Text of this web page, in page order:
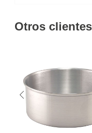
Otros